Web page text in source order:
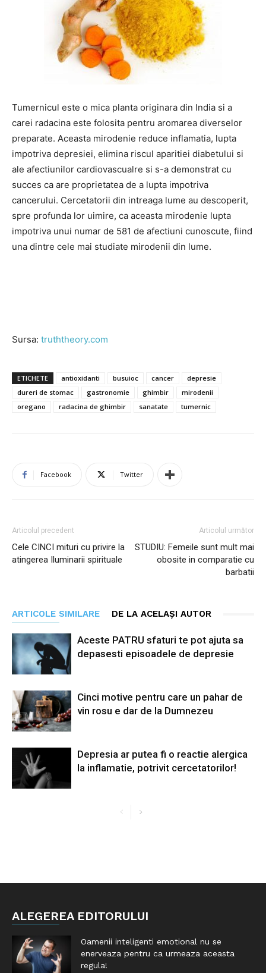
Tumernicul este o mica planta originara din India si a
carei radacina este folosita pentru aromarea diverselor
preparate. Aceasta mirodenie reduce inflamatia, lupta
impotriva depresiei, elimina riscul aparitiei diabetului si
ale afectiunilor cardiovascualre si s-a demonstrat cu
succes ca are proprietatea de a lupta impotriva
cancerului. Cercetatorii din intreaga lume au descoperit,
spre profunda lor uimire, ca aceasta mirodenie lupta
impotriva unui numar de 581 de afectiuni cunoscute, fiind
una dintre cele mai studiate mirodenii din lume.
Sursa: truththeory.com
ETICHETE antioxidanti busuioc cancer
depresie
dureri de stomac
gastronomie ghimbir
mirodenii
oregano
radacina de ghimbir sanatate tumernic
Facebook Twitter
Articolul precedent
Cele CINCI mituri cu privire la
atingerea Iluminarii spirituale
Articolul următor
STUDIU: Femeile sunt mult mai
obosite in comparatie cu
barbatii
ARTICOLE SIMILARE DE LA ACELAȘI AUTOR
Aceste PATRU sfaturi te pot ajuta sa
depasesti episoadele de depresie
Cinci motive pentru care un pahar de
vin rosu e dar de la Dumnezeu
Depresia ar putea fi o reactie alergica
la inflamatie, potrivit cercetatorilor!
ALEGEREA EDITORULUI
Oamenii inteligenti emotional nu se
enerveaza pentru ca urmeaza aceasta
regula!